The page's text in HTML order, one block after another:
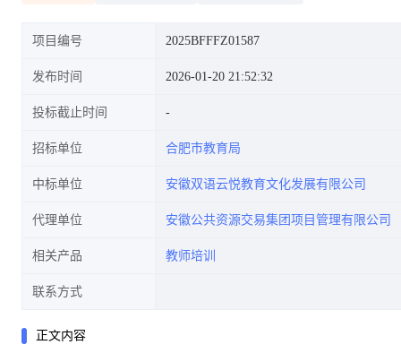
项目编号 2025BFFFZ01587
发布时间 2026-01-20 21:52:32
投标截止时间
招标单位 合肥市教育局
中标单位 安徽双语云悦教育文化发展有限公司
代理单位 安徽公共资源交易集团项目管理有限公司
相关产品 教师培训
联系方式
正文内容